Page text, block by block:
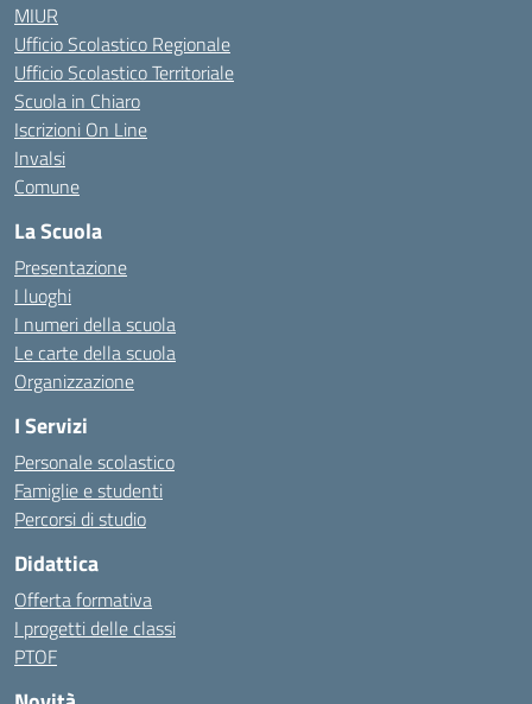
MIUR
Ufficio Scolastico Regionale
Ufficio Scolastico Territoriale
Scuola in Chiaro
Iscrizioni On Line
Invalsi
Comune
La Scuola
Presentazione
I luoghi
I numeri della scuola
Le carte della scuola
Organizzazione
I Servizi
Personale scolastico
Famiglie e studenti
Percorsi di studio
Didattica
Offerta formativa
I progetti delle classi
PTOF